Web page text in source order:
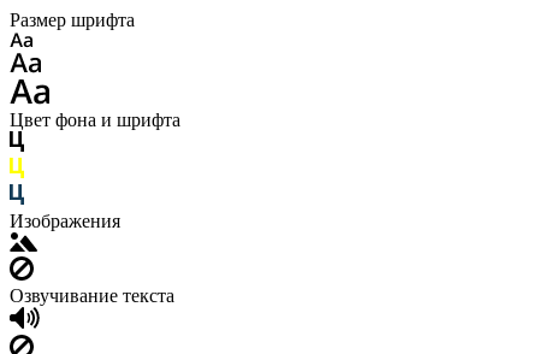
Размер шрифта
Цвет фона и шрифта
Изображения
Озвучивание текста